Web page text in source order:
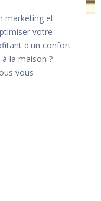
marketing et
votre
d'un confort
la maison ?
vous